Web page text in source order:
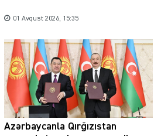
01 Avqust 2026, 15:35
Azərbaycanla Qırğızıstan